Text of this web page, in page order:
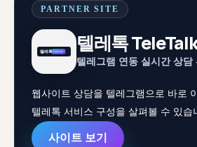
PARTNER SITE
텔레톡 TeleTalk
텔레그램 연동 실시간 상담
웹사이트 상담을 텔레그램으로 바로
텔레톡 서비스 구성을 살펴볼 수 있습
사이트 보기